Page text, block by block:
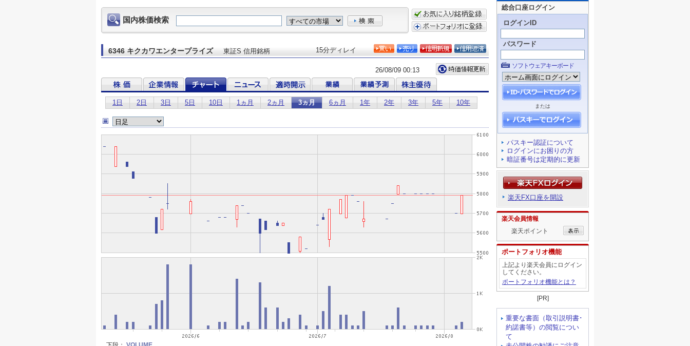
総合口座ログイン
ログインID
パスワード
ソフトウェアキーボード
または
パスキー認証について
ログインにお困りの方
暗証番号は定期的に更新
楽天FX口座を開設
楽天会員情報
楽天ポイント
ポートフォリオ機能
上記より楽天会員にログイン
してください。
ポートフォリオ機能とは？
[PR]
重要な書面（取引説明書･
約諾書等）の閲覧につい
て